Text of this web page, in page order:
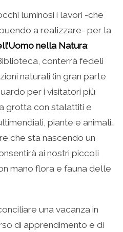
luminosi i lavori -che
a realizzare- per la
nella Natura:
conterrà fedeli
naturali (in gran parte
per i visitatori più
grotta con stalattiti e
piante e animali…
che sta nascendo un
ai nostri piccoli
mano flora e fauna delle
una vacanza in
di apprendimento e di